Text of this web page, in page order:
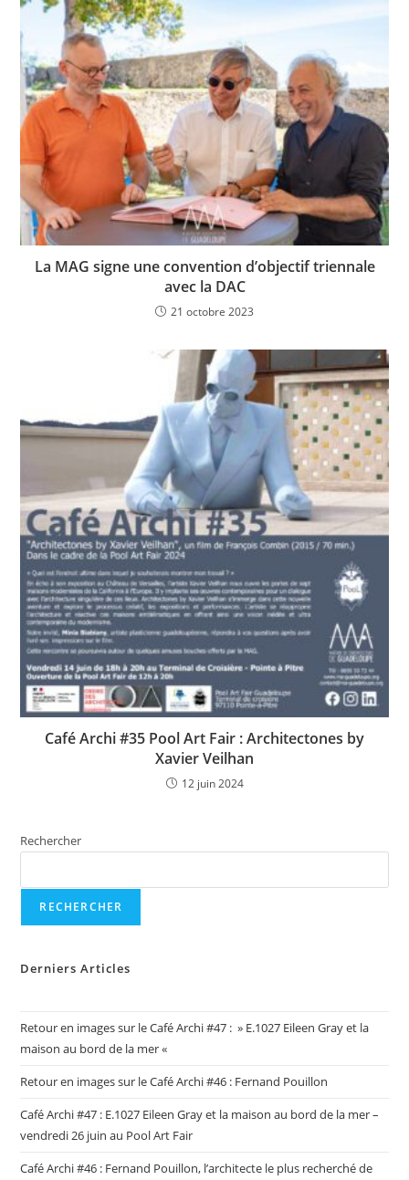
La MAG signe une convention d’objectif triennale
avec la DAC
21 octobre 2023
Café Archi #35 Pool Art Fair : Architectones by
Xavier Veilhan
12 juin 2024
Rechercher
RECHERCHER
Derniers Articles
Retour en images sur le Café Archi #47 : » E.1027 Eileen Gray et la
maison au bord de la mer «
Retour en images sur le Café Archi #46 : Fernand Pouillon
Café Archi #47 : E.1027 Eileen Gray et la maison au bord de la mer –
vendredi 26 juin au Pool Art Fair
Café Archi #46 : Fernand Pouillon, l’architecte le plus recherché de